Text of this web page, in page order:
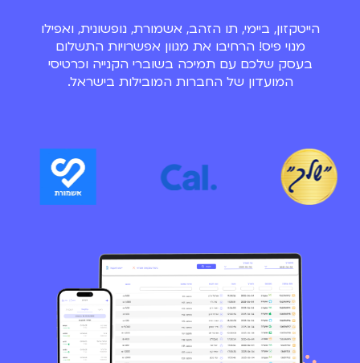
הייטקזון, ביימי, תו הזהב, אשמורת, נופשונית, ואפילו
מנוי פיס! הרחיבו את מגוון אפשרויות התשלום
בעסק שלכם עם תמיכה בשוברי הקנייה וכרטיסי
המועדון של החברות המובילות בישראל.